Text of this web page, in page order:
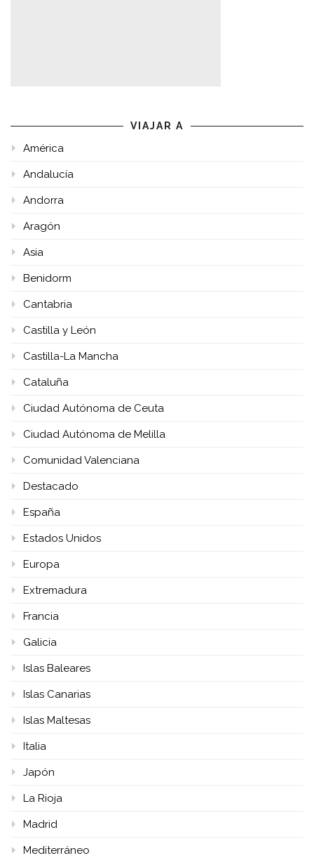
VIAJAR A
América
Andalucía
Andorra
Aragón
Asia
Benidorm
Cantabria
Castilla y León
Castilla-La Mancha
Cataluña
Ciudad Autónoma de Ceuta
Ciudad Autónoma de Melilla
Comunidad Valenciana
Destacado
España
Estados Unidos
Europa
Extremadura
Francia
Galicia
Islas Baleares
Islas Canarias
Islas Maltesas
Italia
Japón
La Rioja
Madrid
Mediterráneo